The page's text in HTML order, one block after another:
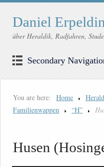
Daniel
über Heraldik, Radfahren,
Secondary
You are here: Home
Familienwappen
“H”
Husen